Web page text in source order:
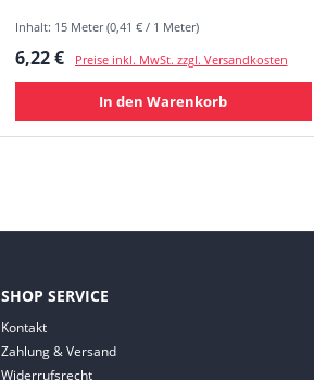
Inhalt: 15 Meter (0,41 € / 1 Meter)
Regulärer Preis:
6,22 € Preise inkl. MwSt. zzgl. Versandkosten
In den Warenkorb
SHOP SERVICE
Kontakt
Zahlung & Versand
Widerrufsrecht